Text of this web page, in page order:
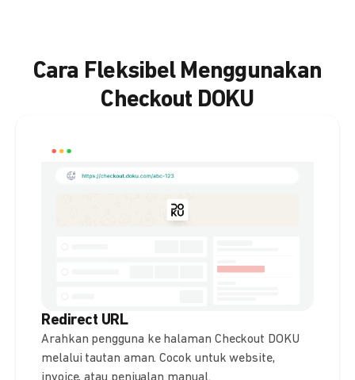
Cara Fleksibel Menggunakan
Checkout DOKU
Redirect URL
Arahkan pengguna ke halaman Checkout DOKU
melalui tautan aman. Cocok untuk website,